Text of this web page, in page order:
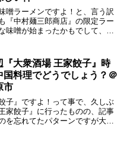
噌ラーメンですよ！と、言う訳
『中村麺三郎商店』の限定ラー
味噌が始まったかもでして、そ
』の味噌が始まって以来、ちょ
食べてる予感でし...
『大衆酒場 王家餃子』時
国料理でどうでしょう？＠
市
餃子』ですよ！って事で、久しぶ
家餃子』に行ったものの、記事
を忘れてたパターンですが大丈